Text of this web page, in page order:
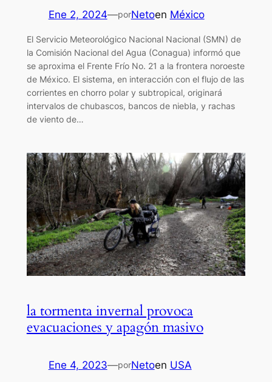
Ene 2, 2024—porNetoen México
El Servicio Meteorológico Nacional Nacional (SMN) de
la Comisión Nacional del Agua (Conagua) informó que
se aproxima el Frente Frío No. 21 a la frontera noroeste
de México. El sistema, en interacción con el flujo de las
corrientes en chorro polar y subtropical, originará
intervalos de chubascos, bancos de niebla, y rachas
de viento de…
la tormenta invernal provoca
evacuaciones y apagón masivo
Ene 4, 2023—porNetoen USA